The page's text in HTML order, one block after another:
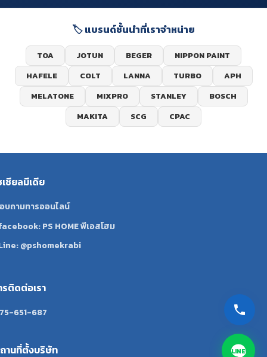
🏷️ แบรนด์ชั้นนำที่เราจำหน่าย
TOA JOTUN BEGER
NIPPON PAINT
HAFELE
COLT LANNA TURBO
APH
MELATONE
MIXPRO STANLEY
BOSCH
MAKITA
SCG CPAC
เชียลมีเดีย
บถามทารออนไลน์
PS HOME พีเอสโฮม
@pshomekrabi
รติดต่อเรา
651-687
านที่ตั้งบริษัท LINE